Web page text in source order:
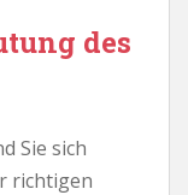
des
Sie sich
richtigen